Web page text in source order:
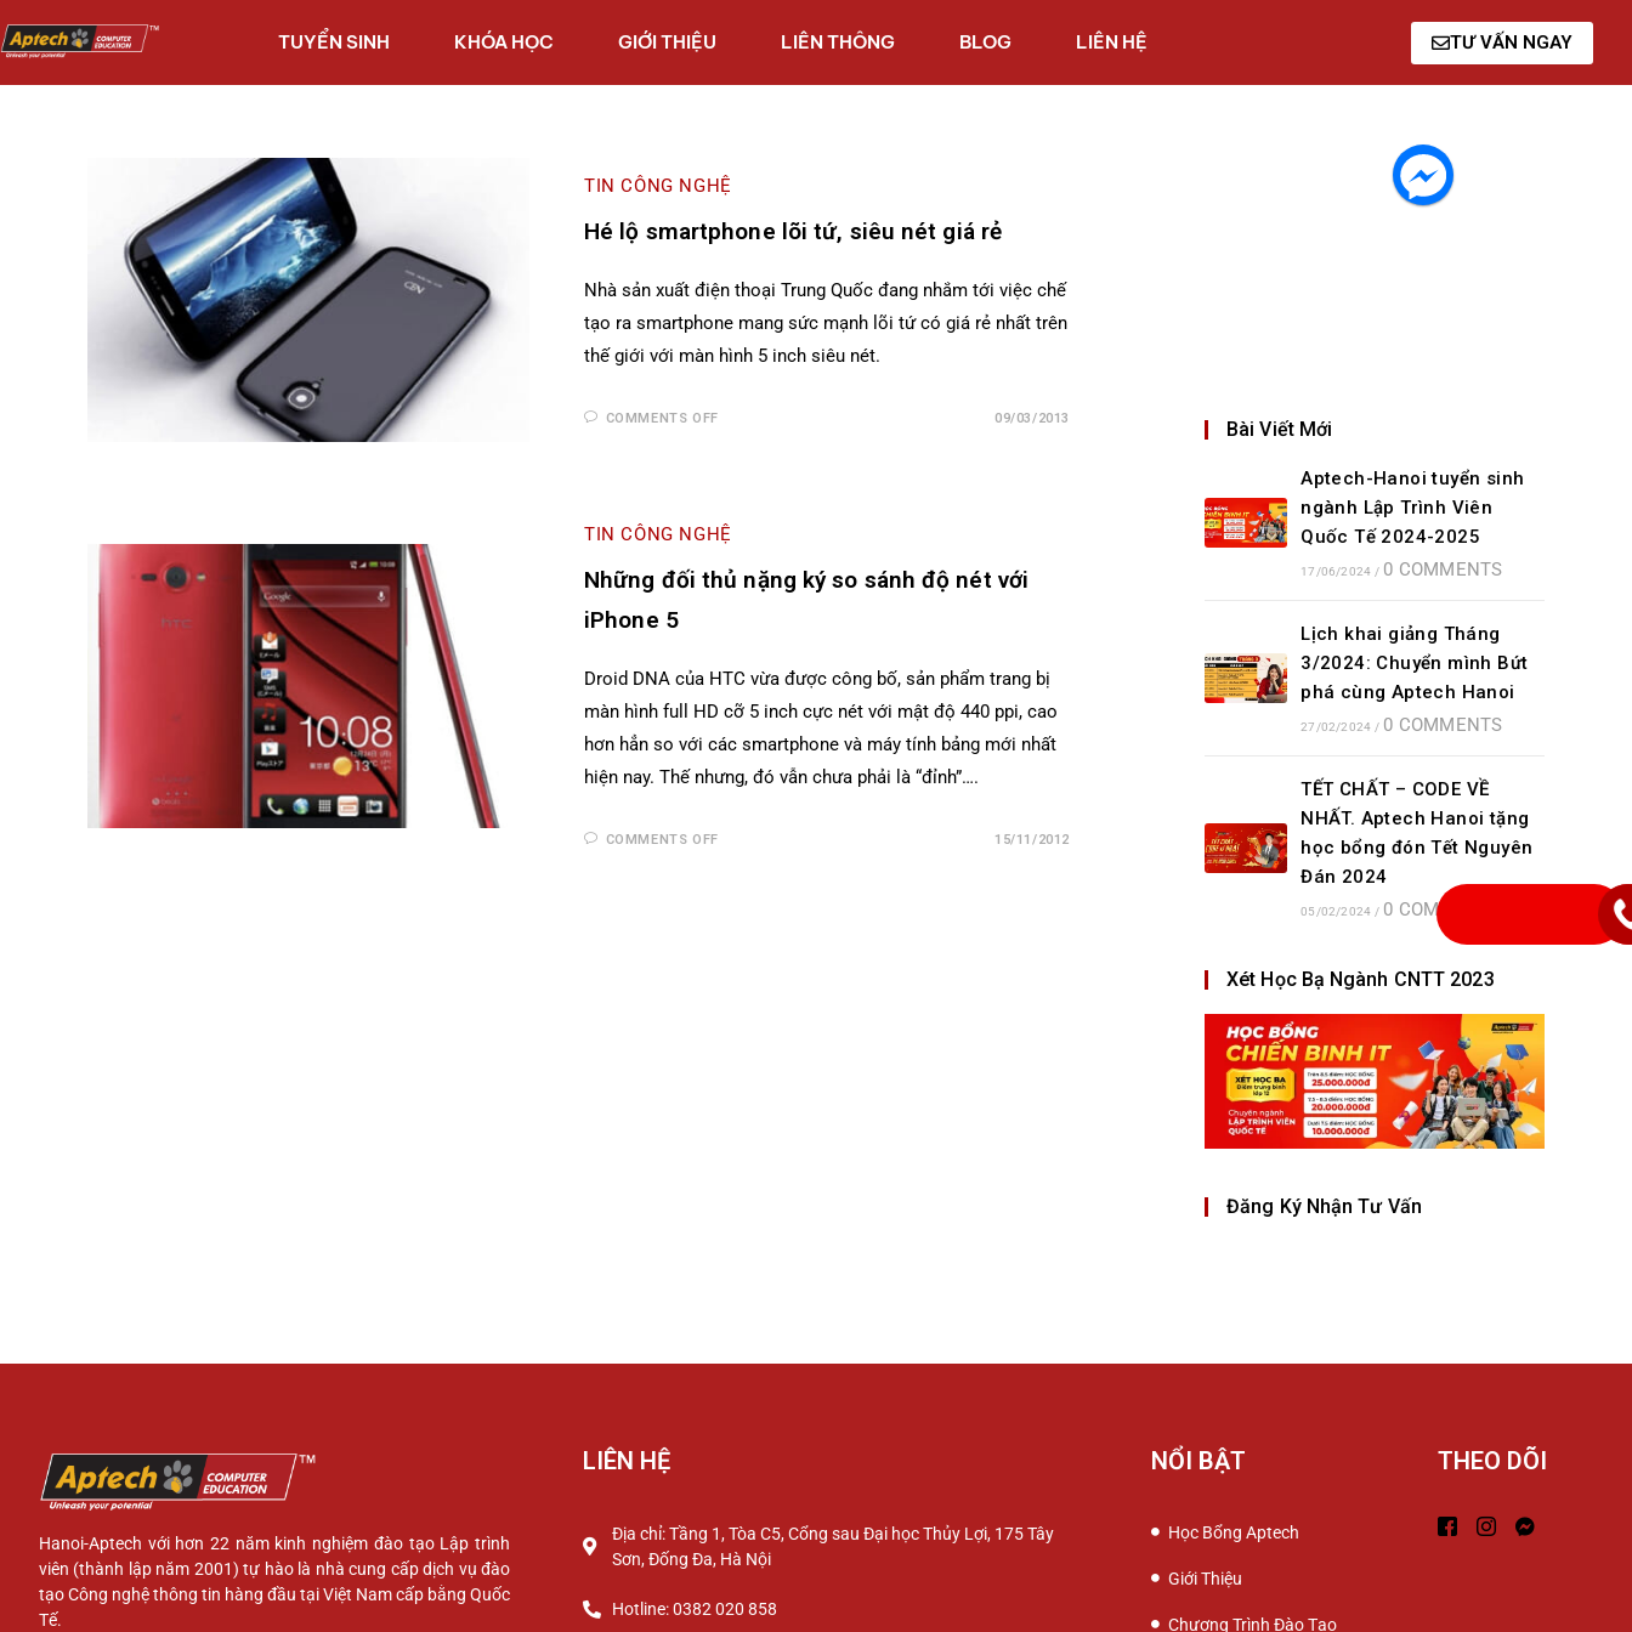
TUYỂN SINH KHÓA HỌC GIỚI THIỆU LIÊN THÔNG BLOG LIÊN HỆ TƯ VẤN NGAY
TIN CÔNG NGHỆ
Hé lộ smartphone lõi tứ, siêu nét giá rẻ
Nhà sản xuất điện thoại Trung Quốc đang nhắm tới việc chế
tạo ra smartphone mang sức mạnh lõi tứ có giá rẻ nhất trên
thế giới với màn hình 5 inch siêu nét.
COMMENTS OFF 09/03/2013
TIN CÔNG NGHỆ
Những đối thủ nặng ký so sánh độ nét với
iPhone 5
Droid DNA của HTC vừa được công bố, sản phẩm trang bị
màn hình full HD cỡ 5 inch cực nét với mật độ 440 ppi, cao
hơn hẳn so với các smartphone và máy tính bảng mới nhất
hiện nay. Thế nhưng, đó vẫn chưa phải là “đỉnh”….
COMMENTS OFF 15/11/2012
Bài Viết Mới
Aptech-Hanoi tuyển sinh
ngành Lập Trình Viên
Quốc Tế 2024-2025
17/06/2024 / 0 COMMENTS
Lịch khai giảng Tháng
3/2024: Chuyển mình Bứt
phá cùng Aptech Hanoi
27/02/2024 / 0 COMMENTS
TẾT CHẤT – CODE VỀ
NHẤT. Aptech Hanoi tặng
học bổng đón Tết Nguyên
Đán 2024
05/02/2024 / 0 COMMENTS
Xét Học Bạ Ngành CNTT 2023
Đăng Ký Nhận Tư Vấn
Hanoi-Aptech với hơn 22 năm kinh nghiệm đào tạo Lập trình
viên (thành lập năm 2001) tự hào là nhà cung cấp dịch vụ đào
tạo Công nghệ thông tin hàng đầu tại Việt Nam cấp bằng Quốc
Tế.
LIÊN HỆ
Địa chỉ: Tầng 1, Tòa C5, Cổng sau Đại học Thủy Lợi, 175 Tây
Sơn, Đống Đa, Hà Nội
Hotline: 0382 020 858
NỔI BẬT
Học Bổng Aptech
Giới Thiệu
Chương Trình Đào Tạo
THEO DÕI